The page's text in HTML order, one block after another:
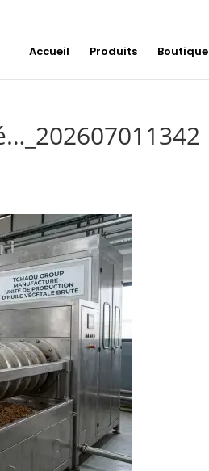
Accueil Produits Boutique